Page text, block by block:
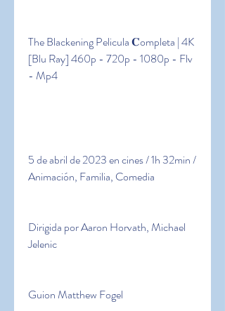
The Blackening Pelicula 𝐂ompleta | 4K
[Blu Ray] 460p - 720p - 1080p - Flv
- Mp4
5 de abril de 2023 en cines / 1h 32min /
Animación, Familia, Comedia
Dirigida por Aaron Horvath, Michael
Jelenic
Guion Matthew Fogel